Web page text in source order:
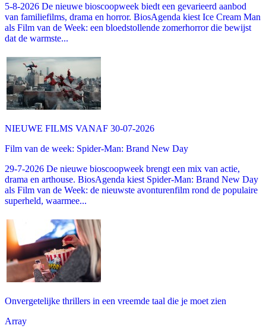
5-8-2026 De nieuwe bioscoopweek biedt een gevarieerd aanbod
van familiefilms, drama en horror. BiosAgenda kiest Ice Cream Man
als Film van de Week: een bloedstollende zomerhorror die bewijst
dat de warmste...
NIEUWE FILMS VANAF 30-07-2026
Film van de week: Spider-Man: Brand New Day
29-7-2026 De nieuwe bioscoopweek brengt een mix van actie,
drama en arthouse. BiosAgenda kiest Spider-Man: Brand New Day
als Film van de Week: de nieuwste avonturenfilm rond de populaire
superheld, waarmee...
Onvergetelijke thrillers in een vreemde taal die je moet zien
Array